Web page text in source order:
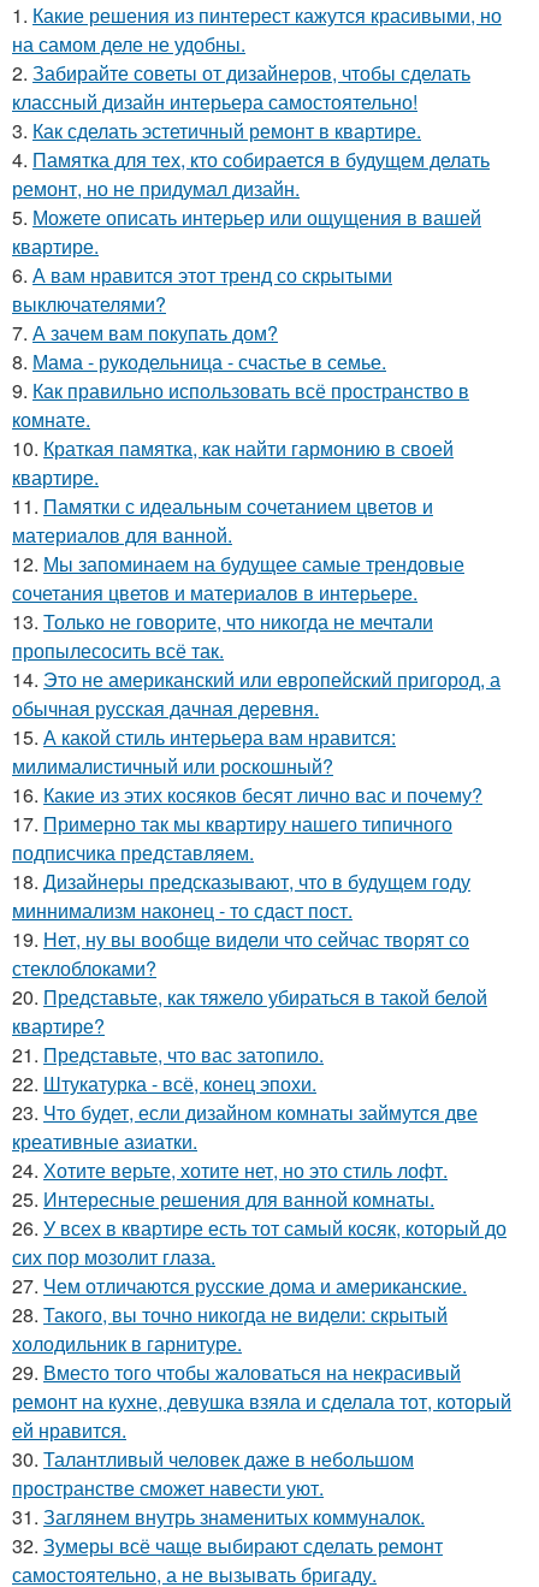
1. Какие решения из пинтерест кажутся красивыми, но
на самом деле не удобны.
2. Забирайте советы от дизайнеров, чтобы сделать
классный дизайн интерьера самостоятельно!
3. Как сделать эстетичный ремонт в квартире.
4. Памятка для тех, кто собирается в будущем делать
ремонт, но не придумал дизайн.
5. Можете описать интерьер или ощущения в вашей
квартире.
6. А вам нравится этот тренд со скрытыми
выключателями?
7. А зачем вам покупать дом?
8. Мама - рукодельница - счастье в семье.
9. Как правильно использовать всё пространство в
комнате.
10. Краткая памятка, как найти гармонию в своей
квартире.
11. Памятки с идеальным сочетанием цветов и
материалов для ванной.
12. Мы запоминаем на будущее самые трендовые
сочетания цветов и материалов в интерьере.
13. Только не говорите, что никогда не мечтали
пропылесосить всё так.
14. Это не американский или европейский пригород, а
обычная русская дачная деревня.
15. А какой стиль интерьера вам нравится:
милималистичный или роскошный?
16. Какие из этих косяков бесят лично вас и почему?
17. Примерно так мы квартиру нашего типичного
подписчика представляем.
18. Дизайнеры предсказывают, что в будущем году
миннимализм наконец - то сдаст пост.
19. Нет, ну вы вообще видели что сейчас творят со
стеклоблоками?
20. Представьте, как тяжело убираться в такой белой
квартире?
21. Представьте, что вас затопило.
22. Штукатурка - всё, конец эпохи.
23. Что будет, если дизайном комнаты займутся две
креативные азиатки.
24. Хотите верьте, хотите нет, но это стиль лофт.
25. Интересные решения для ванной комнаты.
26. У всех в квартире есть тот самый косяк, который до
сих пор мозолит глаза.
27. Чем отличаются русские дома и американские.
28. Такого, вы точно никогда не видели: скрытый
холодильник в гарнитуре.
29. Вместо того чтобы жаловаться на некрасивый
ремонт на кухне, девушка взяла и сделала тот, который
ей нравится.
30. Талантливый человек даже в небольшом
пространстве сможет навести уют.
31. Заглянем внутрь знаменитых коммуналок.
32. Зумеры всё чаще выбирают сделать ремонт
самостоятельно, а не вызывать бригаду.